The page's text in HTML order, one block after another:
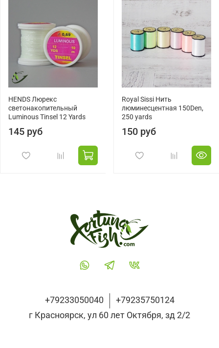
HENDS Люрекс
светонакопительный
Luminous Tinsel 12 Yards
145 руб
Royal Sissi Нить
люминесцентная 150Den,
250 yards
150 руб
+79233050040
+79235750124
г Красноярск, ул 60 лет Октября, зд 2/2